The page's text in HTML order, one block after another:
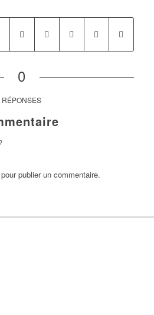
0
RÉPONSES
publier un commentaire.